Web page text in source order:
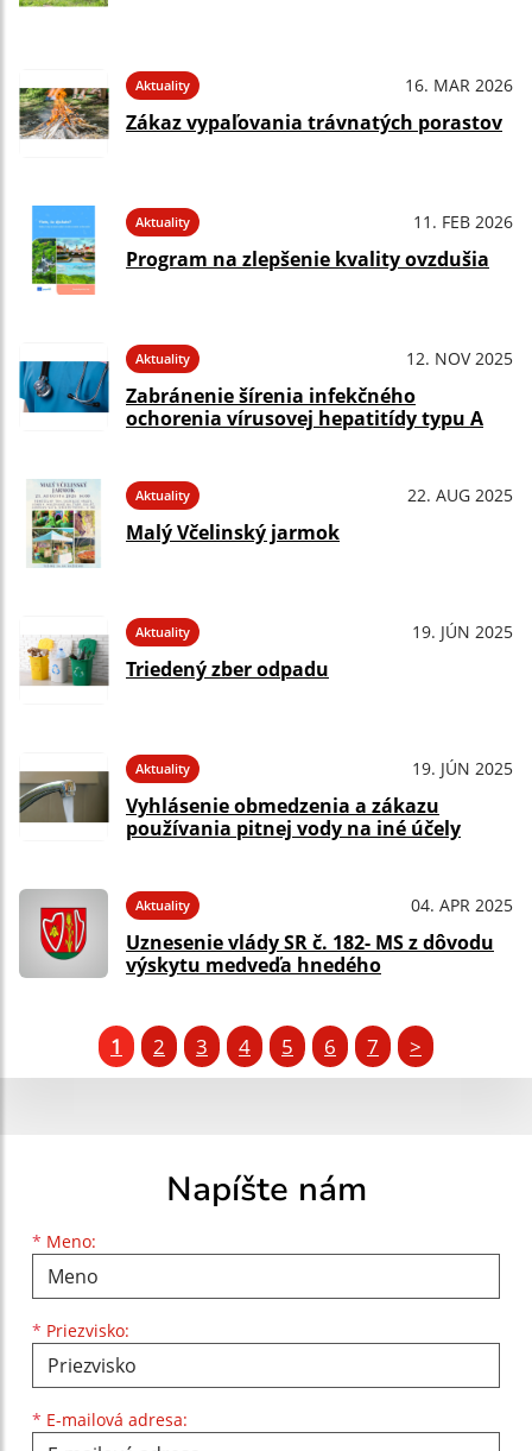
Aktuality 16. MAR 2026
Zákaz vypaľovania trávnatých porastov
Aktuality 11. FEB 2026
Program na zlepšenie kvality ovzdušia
Aktuality 12. NOV 2025
Zabránenie šírenia infekčného
ochorenia vírusovej hepatitídy typu A
Aktuality 22. AUG 2025
Malý Včelinský jarmok
Aktuality 19. JÚN 2025
Triedený zber odpadu
Aktuality 19. JÚN 2025
Vyhlásenie obmedzenia a zákazu
používania pitnej vody na iné účely
Aktuality 04. APR 2025
Uznesenie vlády SR č. 182- MS z dôvodu
výskytu medveďa hnedého
1 2 3 4 5 6 7 >
Napíšte nám
* Meno:
Meno
* Priezvisko:
Priezvisko
* E-mailová adresa:
E-mailová adresa